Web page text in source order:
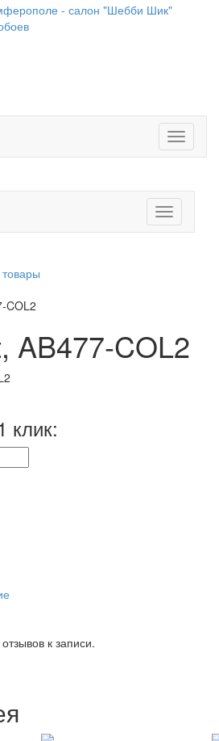
Toggle
Toggle
navigation
COL2
AB477-COL2
клик:
к записи.